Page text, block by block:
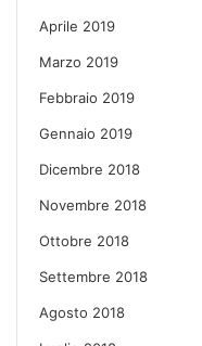
Aprile 2019
Marzo 2019
Febbraio 2019
Gennaio 2019
Dicembre 2018
Novembre 2018
Ottobre 2018
Settembre 2018
Agosto 2018